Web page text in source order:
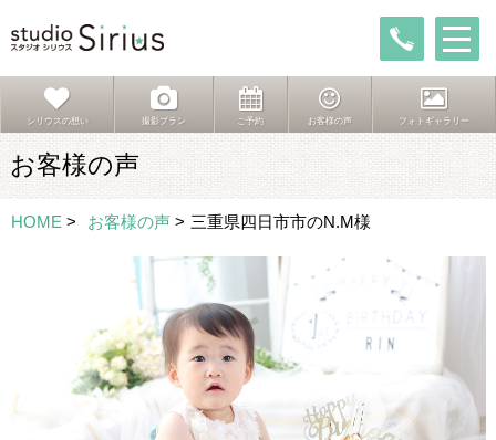
シリウスの想い 撮影プラン ご予約 お客様の声 フォトギャラリー
お客様の声
HOME > お客様の声 > 三重県四日市市のN.M様